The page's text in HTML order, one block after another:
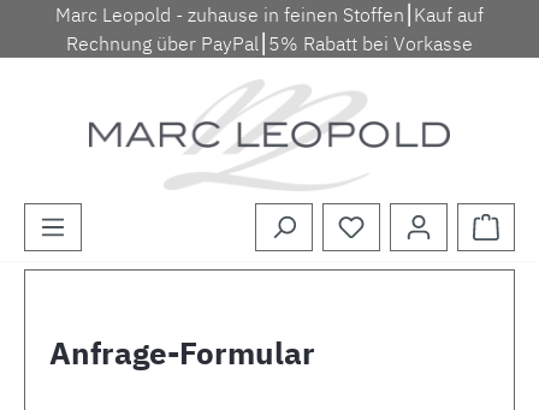
Zum Hauptinhalt springen
Marc Leopold - zuhause in feinen Stoffen⎮Kauf auf
Rechnung über PayPal⎮5% Rabatt bei Vorkasse
Anfrage-Formular